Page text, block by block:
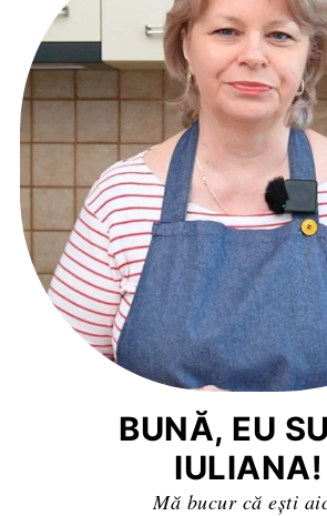
BUNĂ, EU
IULIANA!
Mă bucur că ești